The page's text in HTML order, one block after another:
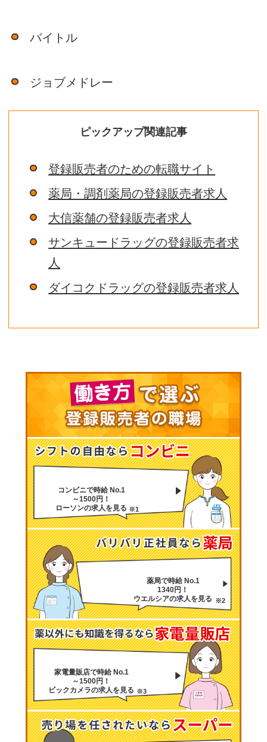
バイトル
ジョブメドレー
ピックアップ関連記事
登録販売者のための転職サイト
薬局・調剤薬局の登録販売者求人
大信薬舗の登録販売者求人
サンキュードラッグの登録販売者求
人
ダイコクドラッグの登録販売者求人
コンビニで時給 No.1
～1500円！
ローソンの求人を見る ※1
薬局で時給 No.1
1340円！
ウエルシアの求人を見る ※2
家電量販店で時給 No.1
～1500円！
ビックカメラの求人を見る ※3